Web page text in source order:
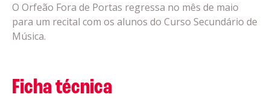
O Orfeão Fora de Portas regressa no mês de maio
para um recital com os alunos do Curso Secundário de
Música.
Ficha técnica